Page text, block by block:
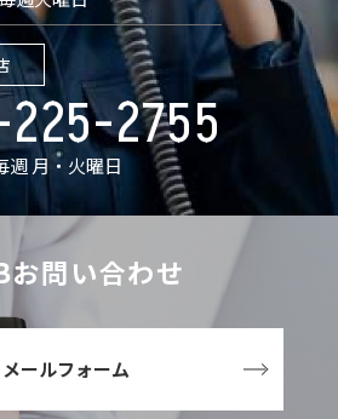
2755
週 月・火曜日
お問い合わせ
メールフォーム